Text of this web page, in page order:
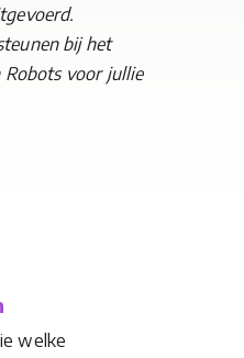
bij het
Robots voor jullie
welke